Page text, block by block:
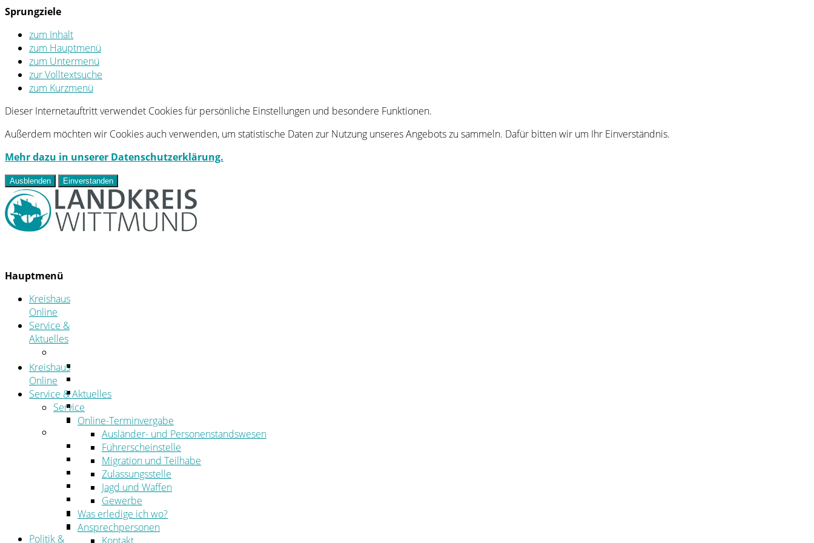
Sprungziele
zum Inhalt
zum Hauptmenü
zum Untermenü
zur Volltextsuche
zum Kurzmenü
Dieser Internetauftritt verwendet Cookies für persönliche Einstellungen und besondere Funktionen.
Außerdem möchten wir Cookies auch verwenden, um statistische Daten zur Nutzung unseres Angebots zu sammeln. Dafür bitten wir um Ihr Einverständnis.
Mehr dazu in unserer Datenschutzerklärung.
Ausblenden Einverstanden
Hauptmenü
Kreishaus
Online
Service &
Aktuelles
Ansprechpersonen
Formulare
Öffnungszeiten
Aktuelles
Stellenangebote
Azubiportal
Pressemitteilungen
Bekanntmachungen & öffentliche Zustellungen
Kehrbezirksausschreibungen
Amtsblatt
Öffentliche Ausschreibungen
Politik &
Kreishaus
Online
Service & Aktuelles
Service
Online-Terminvergabe
Ausländer- und Personenstandswesen
Führerscheinstelle
Migration und Teilhabe
Zulassungsstelle
Jagd und Waffen
Gewerbe
Was erledige ich wo?
Ansprechpersonen